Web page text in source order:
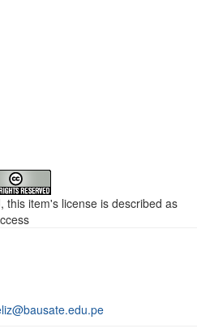
this item's license is described as